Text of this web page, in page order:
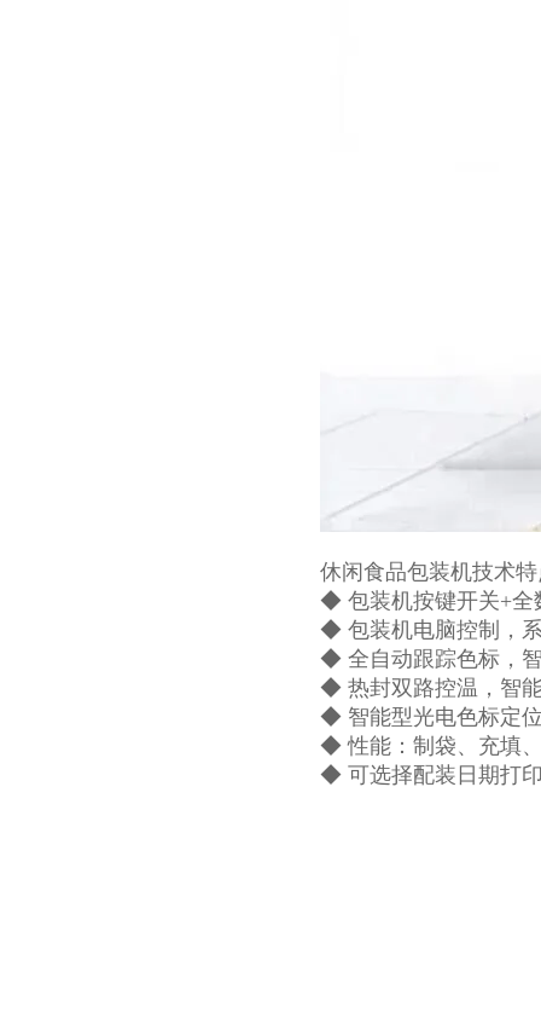
休闲食品包装机技术
◆ 包装机按键开关+全
◆ 包装机电脑控制，
◆ 全自动跟踪色标，
◆ 热封双路控温，智
◆ 智能型光电色标定
◆ 性能：制袋、充填
◆ 可选择配装日期打